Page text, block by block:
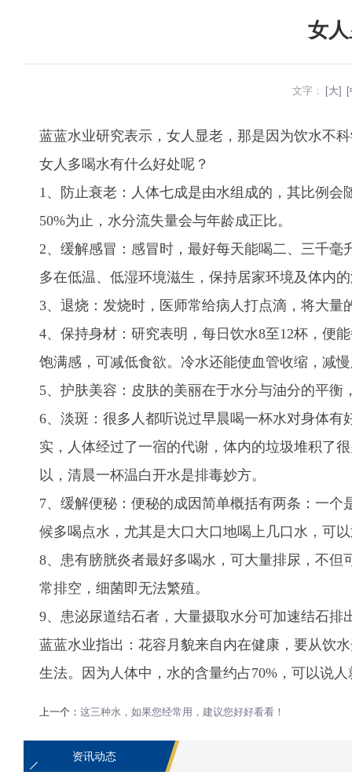
女
文字： [大]
蓝蓝水业研究表示，女人显老，那是因为饮水不
女人多喝水有什么好处呢？
1、防止衰老：人体七成是由水组成的，其比例
50%为止，水分流失量会与年龄成正比。
2、缓解感冒：感冒时，最好每天能喝二、三千
多在低温、低湿环境滋生，保持居家环境及体内
3、退烧：发烧时，医师常给病人打点滴，将大
4、保持身材：研究表明，每日饮水8至12杯，便
饱满感，可减低食欲。冷水还能使血管收缩，减
5、护肤美容：皮肤的美丽在于水分与油分的平
6、淡斑：很多人都听说过早晨喝一杯水对身体
实，人体经过了一宿的代谢，体内的垃圾堆积了
以，清晨一杯温白开水是排毒妙方。
7、缓解便秘： 便秘的成因简单概括有两条：一个
候多喝点水，尤其是大口大口地喝上几口水，可
8、患有膀胱炎者最好多喝水，可大量排尿，不
常排空，细菌即无法繁殖。
9、患泌尿道结石者，大量摄取水分可加速结石排
蓝蓝水业指出：花容月貌来自内在健康，要从饮
生法。
因为人体中，水的含量约占70%，可以说
上一个： 这三种水，如果您经常用，建议您好好看看！
资讯动态